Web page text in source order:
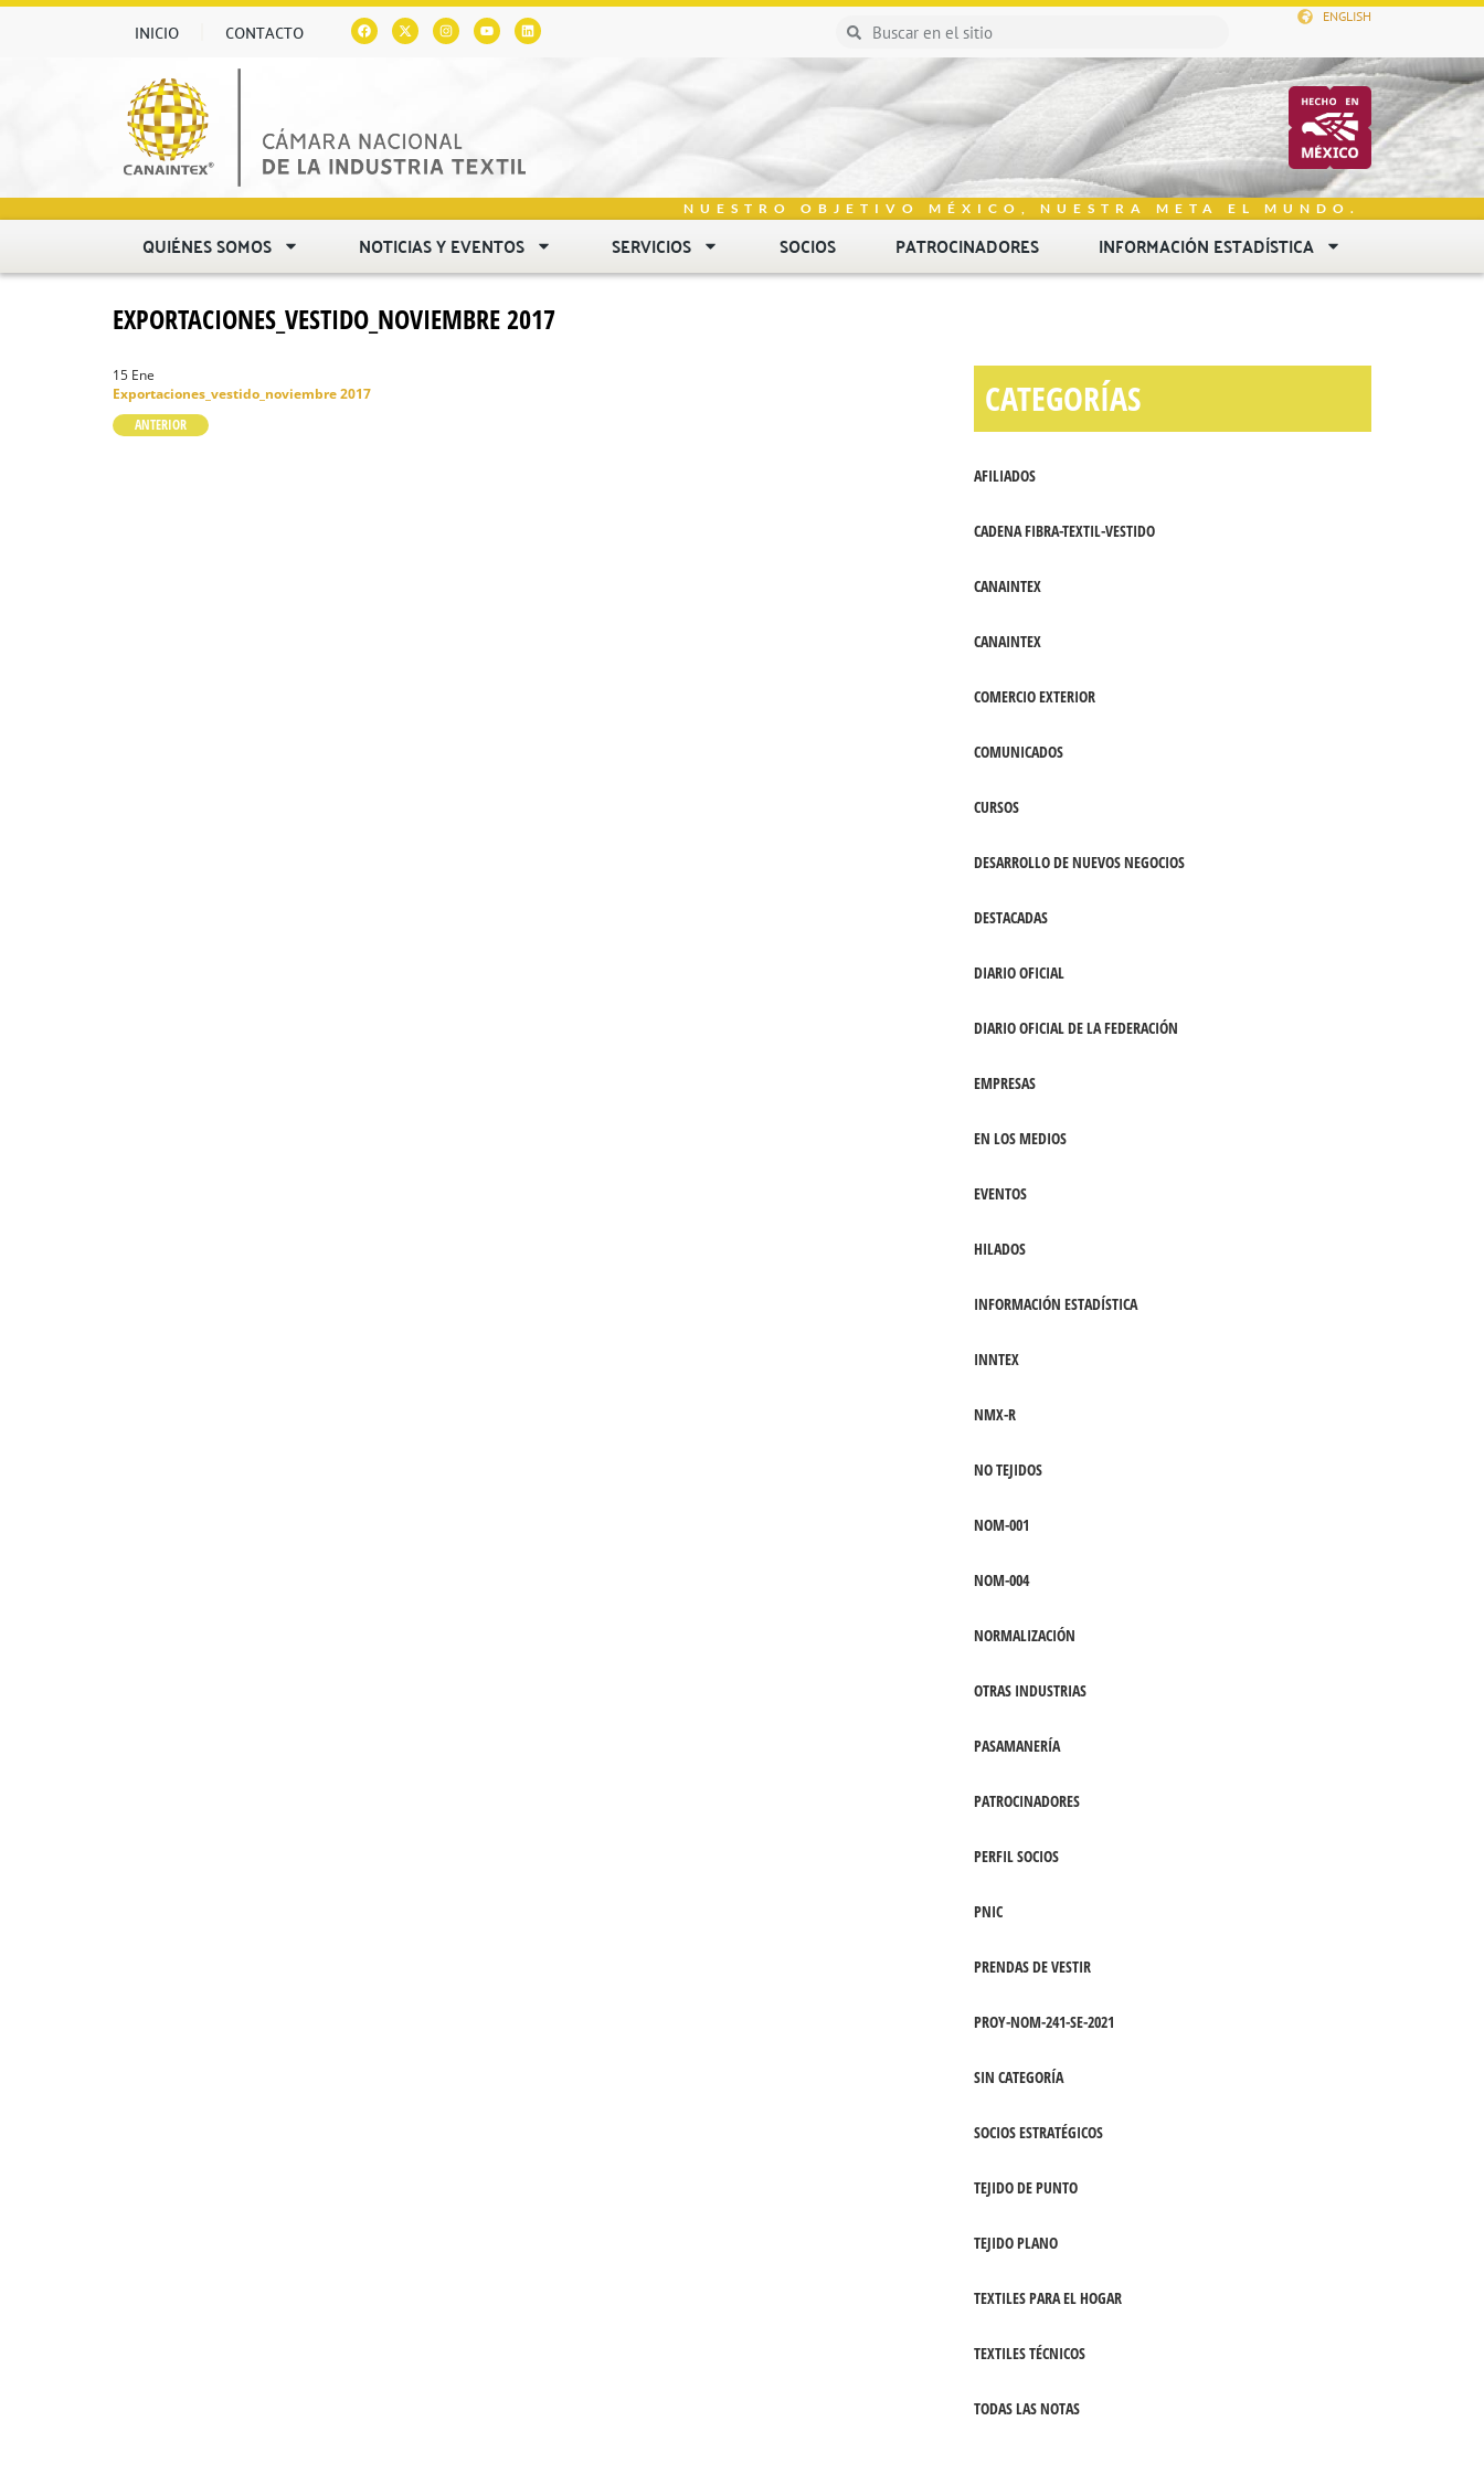
INICIO CONTACTO
ENGLISH
NUESTRO OBJETIVO MÉXICO, NUESTRA META EL MUNDO.
QUIÉNES SOMOS NOTICIAS Y EVENTOS SERVICIOS SOCIOS PATROCINADORES INFORMACIÓN ESTADÍSTICA
EXPORTACIONES_VESTIDO_NOVIEMBRE 2017
15 Ene
Exportaciones_vestido_noviembre 2017
ANTERIOR
CATEGORÍAS
AFILIADOS
CADENA FIBRA-TEXTIL-VESTIDO
CANAINTEX
CANAINTEX
COMERCIO EXTERIOR
COMUNICADOS
CURSOS
DESARROLLO DE NUEVOS NEGOCIOS
DESTACADAS
DIARIO OFICIAL
DIARIO OFICIAL DE LA FEDERACIÓN
EMPRESAS
EN LOS MEDIOS
EVENTOS
HILADOS
INFORMACIÓN ESTADÍSTICA
INNTEX
NMX-R
NO TEJIDOS
NOM-001
NOM-004
NORMALIZACIÓN
OTRAS INDUSTRIAS
PASAMANERÍA
PATROCINADORES
PERFIL SOCIOS
PNIC
PRENDAS DE VESTIR
PROY-NOM-241-SE-2021
SIN CATEGORÍA
SOCIOS ESTRATÉGICOS
TEJIDO DE PUNTO
TEJIDO PLANO
TEXTILES PARA EL HOGAR
TEXTILES TÉCNICOS
TODAS LAS NOTAS